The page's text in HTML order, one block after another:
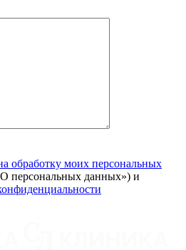
обработку моих персональных
персональных данных») и